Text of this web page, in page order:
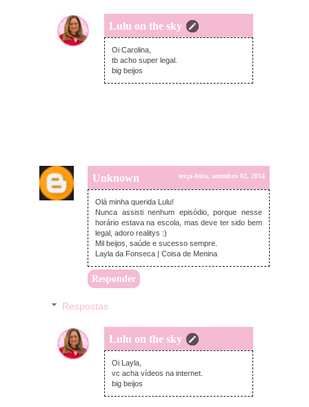
Lulu on the sky
terça-feira, setembro 02, 2014
Oi Carolina,
tb acho super legal.
big beijos
Unknown terça-feira, setembro 02, 2014
Olá minha querida Lulu!
Nunca assisti nenhum episódio, porque nesse
horário estava na escola, mas deve ter sido bem
legal, adoro realitys :)
Mil beijos, saúde e sucesso sempre.
Layla da Fonseca | Coisa de Menina
Responder
Respostas
Lulu on the sky
quarta-feira, setembro 03, 2014
Oi Layla,
vc acha vídeos na internet.
big beijos